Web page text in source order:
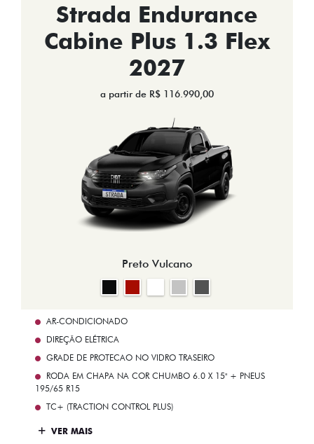
Strada Endurance
Cabine Plus 1.3 Flex
2027
a partir de R$ 116.990,00
Preto Vulcano
AR-CONDICIONADO
DIREÇÃO ELÉTRICA
GRADE DE PROTECAO NO VIDRO TRASEIRO
RODA EM CHAPA NA COR CHUMBO 6.0 X 15" + PNEUS
195/65 R15
TC+ (TRACTION CONTROL PLUS)
VER MAIS